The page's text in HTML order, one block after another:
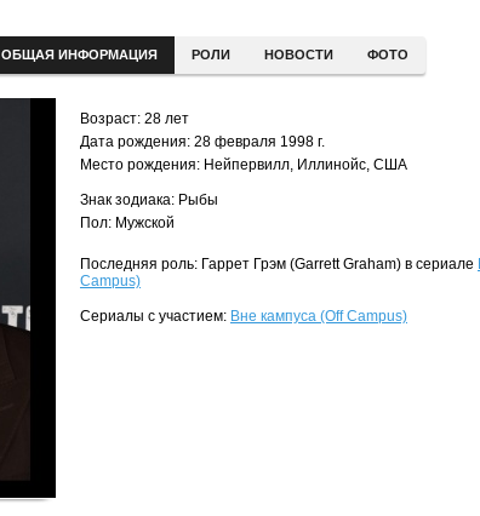
ОБЩАЯ ИНФОРМАЦИЯ РОЛИ НОВОСТИ ФОТО
Возраст: 28 лет
Дата рождения: 28 февраля 1998 г.
Место рождения: Нейпервилл, Иллинойс, США
Знак зодиака: Рыбы
Пол: Мужской
Последняя роль: Гаррет Грэм (Garrett Graham) в сериале
Campus)
Сериалы с участием: Вне кампуса (Off Campus)